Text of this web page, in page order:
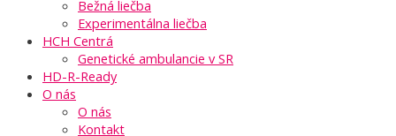
Bežná liečba
Experimentálna liečba
HCH Centrá
Genetické ambulancie v SR
HD-R-Ready
O nás
O nás
Kontakt